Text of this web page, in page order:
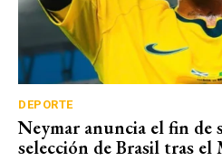
DEPORTE
Neymar anuncia el fin de
selección de Brasil tras el